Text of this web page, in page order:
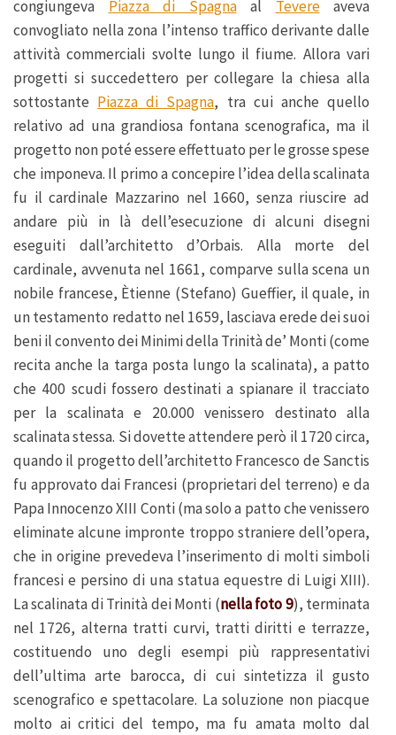
congiungeva Piazza di Spagnaal Tevereaveva
convogliato nella zona l’intenso traffico derivante dalle
attività commerciali svolte lungo il fiume. Allora vari
progetti si succedettero per collegare la chiesa alla
sottostante Piazza di Spagna, tra cui anche quello
relativo ad una grandiosa fontana scenografica, ma il
progetto non poté essere effettuato per le grosse spese
che imponeva. Il primo a concepire l’idea della scalinata
fu il cardinale Mazzarino nel 1660, senza riuscire ad
andare più in là dell’esecuzione di alcuni disegni
eseguiti dall’architetto d’Orbais. Alla morte del
cardinale, avvenuta nel 1661, comparve sulla scena un
nobile francese, Ètienne (Stefano) Gueffier, il quale, in
un testamento redatto nel 1659, lasciava erede dei suoi
beni il convento dei Minimi della Trinità de’ Monti (come
recita anche la targa posta lungo la scalinata), a patto
che 400 scudi fossero destinati a spianare il tracciato
per la scalinata e 20.000 venissero destinato alla
scalinata stessa. Si dovette attendere però il 1720 circa,
quando il progetto dell’architetto Francesco de Sanctis
fu approvato dai Francesi (proprietari del terreno) e da
Papa Innocenzo XIII Conti (ma solo a patto che venissero
eliminate alcune impronte troppo straniere dell’opera,
che in origine prevedeva l’inserimento di molti simboli
francesi e persino di una statua equestre di Luigi XIII).
La scalinata di Trinità dei Monti (nella foto 9), terminata
nel 1726, alterna tratti curvi, tratti diritti e terrazze,
costituendo uno degli esempi più rappresentativi
dell’ultima arte barocca, di cui sintetizza il gusto
scenografico e spettacolare. La soluzione non piacque
molto ai critici del tempo, ma fu amata molto dal